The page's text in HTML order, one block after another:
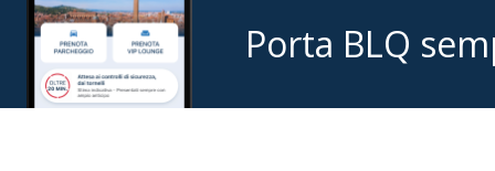
Porta BLQ